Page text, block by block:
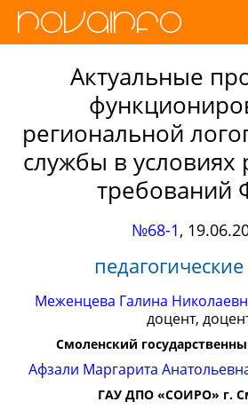
Актуальные
региональной
службы в условиях
требований
№68-1,
Меженцева Галина
доцент,
Смоленский
Афзали Маргарита
ГАУ ДПО «СОИРО» г.